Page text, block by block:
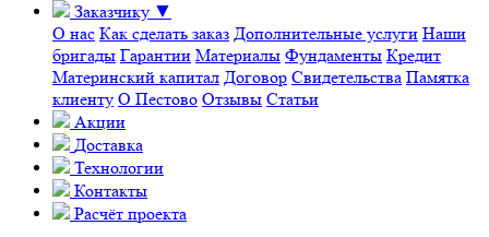
Заказчику ▼
О нас Как сделать заказ Дополнительные услуги Наши
бригады Гарантии Материалы Фундаменты Кредит
Материнский капитал Договор Свидетельства Памятка
клиенту О Пестово Отзывы Статьи
Акции
Доставка
Технологии
Контакты
Расчёт проекта